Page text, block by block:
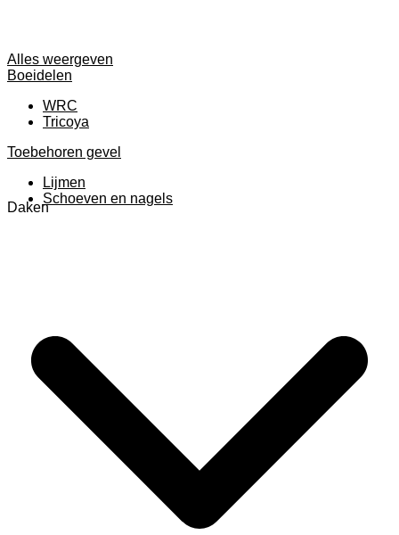
Alles weergeven
Boeidelen
WRC
Tricoya
Toebehoren gevel
Lijmen
Schoeven en nagels
Daken